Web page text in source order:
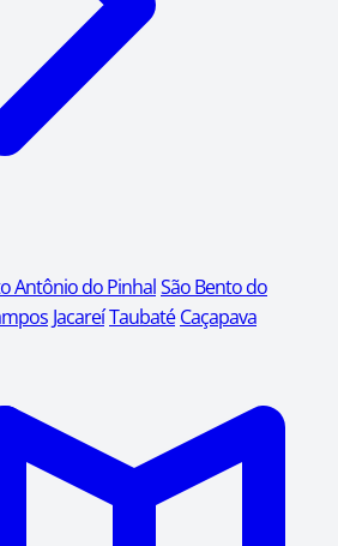
Antônio do PinhalSão Bento do
JacareíTaubaté Caçapava